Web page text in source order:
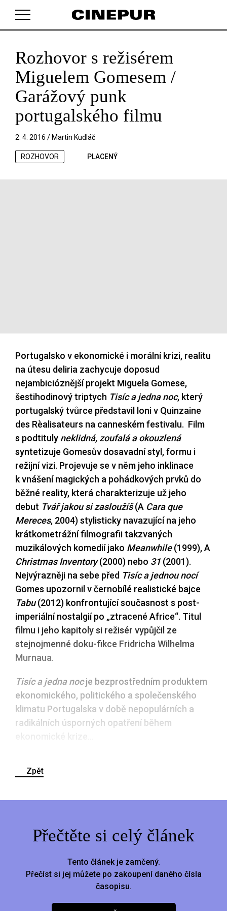
V košíku zatím nemáte žádné položky.
Rozhovor s režisérem
Miguelem Gomesem /
Garážový punk
portugalského filmu
2. 4. 2016 / Martin Kudláč
ROZHOVOR PLACENÝ
Portugalsko v ekonomické i morální krizi, realitu
na útesu deliria zachycuje doposud
nejambicióznější projekt Miguela Gomese,
šestihodinový triptych Tisíc a jedna noc, který
portugalský tvůrce představil loni v Quinzaine
des Rèalisateurs na canneském festivalu. Film
s podtituly neklidná, zoufalá a okouzlená
syntetizuje Gomesův dosavadní styl, formu i
režijní vizi. Projevuje se v něm jeho inklinace
k vnášení magických a pohádkových prvků do
běžné reality, která charakterizuje už jeho
debut Tvář jakou si zasloužíš(A Cara que
Mereces, 2004) stylisticky navazující na jeho
krátkometrážní filmografii takzvaných
muzikálových komedií jako Meanwhile(1999), A
Christmas Inventory(2000) nebo 31 (2001).
Nejvýrazněji na sebe před Tisíc a jednou nocí
Gomes upozornil v černobílé realistické bajce
Tabu(2012) konfrontující současnost s post-
imperiální nostalgií po „ztracené Africe“. Titul
filmu i jeho kapitoly si režisér vypůjčil ze
stejnojmenné doku-fikce Fridricha Wilhelma
Murnaua.
Tisíc a jedna nocje bezprostředním produktem
ekonomického, politického a společenského
klimatu Portugalska v době nepopulárních a
radikálních úsporných opatření během
Zpět
Přečtěte si celý článek
Tento článek je zamčený.
Přečíst si jej můžete po zakoupení daného čísla
časopisu.